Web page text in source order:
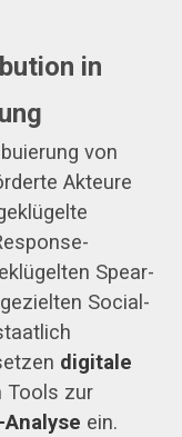
in
von
Akteure
Spear-
Social-
digitale
Tools zur
Analyse ein.